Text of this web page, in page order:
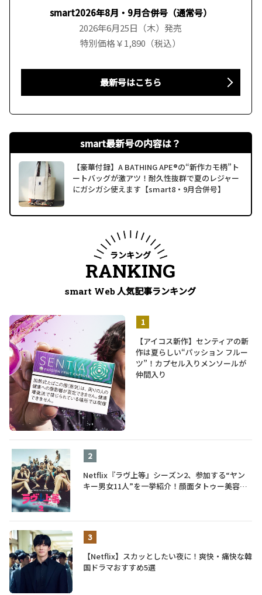
smart2026年8月・9月合併号（通常号）
2026年6月25日（木）発売
特別価格￥1,890（税込）
最新号はこちら
smart最新号の内容は？
【豪華付録】A BATHING APE®の“新作カモ柄”ト
ートバッグが激アツ！耐久性抜群で夏のレジャー
にガシガシ使えます【smart8・9月合併号】
ランキング
RANKING
smart Web 人気記事ランキング
【アイコス新作】センティアの新
作は夏らしい“パッション フルー
ツ”！カプセル入りメンソールが
仲間入り
Netflix『ラヴ上等』シーズン2、参加する“ヤン
キー男女11人”を一挙紹介！顔面タトゥー美容
【Netflix】スカッとしたい夜に！爽快・痛快な韓
国ドラマおすすめ5選